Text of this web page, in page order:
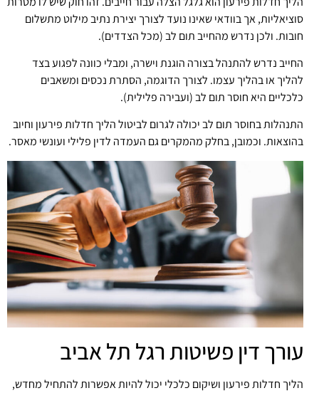
סוציאליות, אך בוודאי שאינו נועד לצורך יצירת נתיב מילוט מתשלום
חובות. ולכן נדרש מהחייב תום לב (מכל הצדדים).
החייב נדרש להתנהל בצורה הוגנת וישרה, ומבלי כוונה לפגוע בצד
להליך או בהליך עצמו. לצורך הדוגמה, הסתרת נכסים ומשאבים
כלכליים היא חוסר תום לב (ועבירה פלילית).
התנהלות בחוסר תום לב יכולה לגרום לביטול הליך חדלות פירעון וחיוב
בהוצאות. וכמובן, בחלק מהמקרים גם העמדה לדין פלילי ועונשי מאסר.
עורך דין פשיטות רגל תל אביב
הליך חדלות פירעון ושיקום כלכלי יכול להיות אפשרות להתחיל מחדש,